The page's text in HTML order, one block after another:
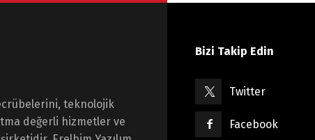
teknolojik
değerli hizmetler ve
Bizi Takip Edin
Twitter
Facebook